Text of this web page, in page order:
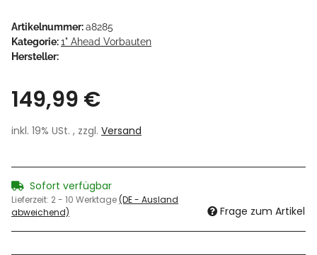
Artikelnummer:a8285
Kategorie:1" Ahead Vorbauten
Hersteller:
149,99 €
inkl. 19% USt. , zzgl. Versand
Sofort verfügbar
Lieferzeit: 2 - 10 Werktage(DE - Ausland
abweichend)
Frage zum Artikel